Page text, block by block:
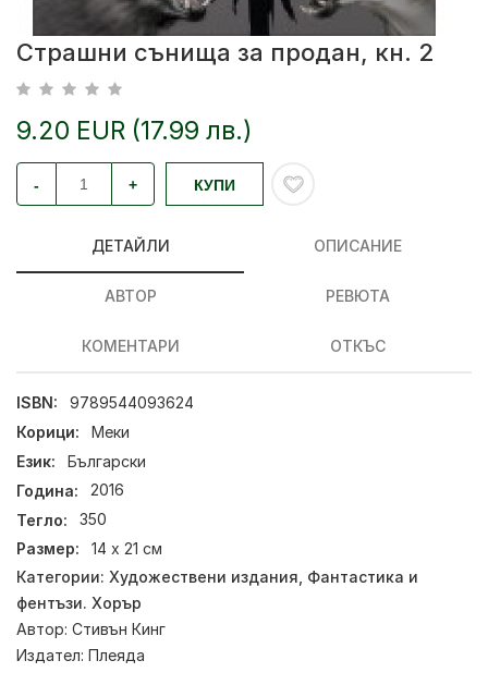
Страшни сънища за продан, кн. 2
9.20 EUR (17.99 лв.)
- + КУПИ
ДЕТАЙЛИ ОПИСАНИЕ
АВТОР РЕВЮТА
КОМЕНТАРИ ОТКЪС
ISBN:
9789544093624
Корици:
Меки
Език:
Български
Година:
2016
Тегло:
350
Размер:
14 x 21 см
Категории: Художествени издания Фантастика и
фентъзи. Хорър
Автор: Стивън Кинг
Издател: Плеяда